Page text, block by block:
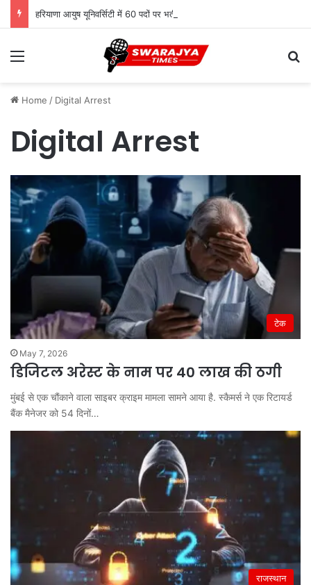
हरियाणा आयुष यूनिवर्सिटी में 60 पदों पर भर्ती, 1.12 लाख तक सैलरी
Menu
Home / Digital Arrest
Digital Arrest
टेक
May 7, 2026
डिजिटल अरेस्ट के नाम पर 40 लाख की ठगी
मुंबई से एक चौंकाने वाला साइबर क्राइम मामला सामने आया है. स्कैमर्स ने एक रिटायर्ड
बैंक मैनेजर को 54 दिनों…
राजस्थान